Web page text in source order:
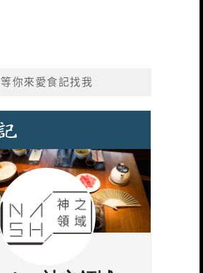
等你來愛食記找我